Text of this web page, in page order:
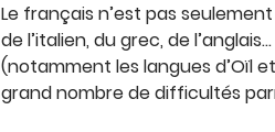
Le français n’est pas
de l’italien, du grec, de
(notamment les langues d’Oïl
grand nombre de difficultés